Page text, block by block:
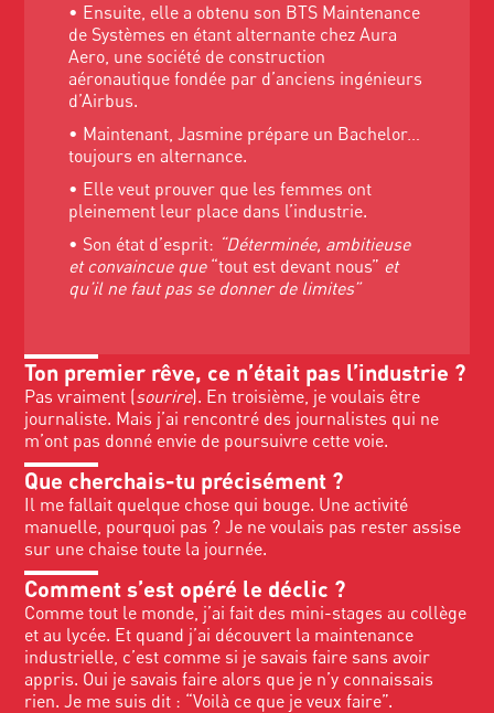
• Ensuite, elle a obtenu son BTS Maintenance
de Systèmes en étant alternante chez Aura
Aero, une société de construction
aéronautique fondée par d’anciens ingénieurs
d’Airbus.
• Maintenant, Jasmine prépare un Bachelor…
toujours en alternance.
• Elle veut prouver que les femmes ont
pleinement leur place dans l’industrie.
• Son état d’esprit: “Déterminée, ambitieuse
et convaincue que “tout est devant nous” et
qu’il ne faut pas se donner de limites”
Ton premier rêve, ce n’était pas l’industrie ?
Pas vraiment (sourire). En troisième, je voulais être
journaliste. Mais j’ai rencontré des journalistes qui ne
m’ont pas donné envie de poursuivre cette voie.
Que cherchais-tu précisément ?
Il me fallait quelque chose qui bouge. Une activité
manuelle, pourquoi pas ? Je ne voulais pas rester assise
sur une chaise toute la journée.
Comment s’est opéré le déclic ?
Comme tout le monde, j’ai fait des mini-stages au collège
et au lycée. Et quand j’ai découvert la maintenance
industrielle, c’est comme si je savais faire sans avoir
appris. Oui je savais faire alors que je n’y connaissais
rien. Je me suis dit : “Voilà ce que je veux faire”.